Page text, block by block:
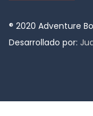
® 2020 Adventure
Desarrollado por: